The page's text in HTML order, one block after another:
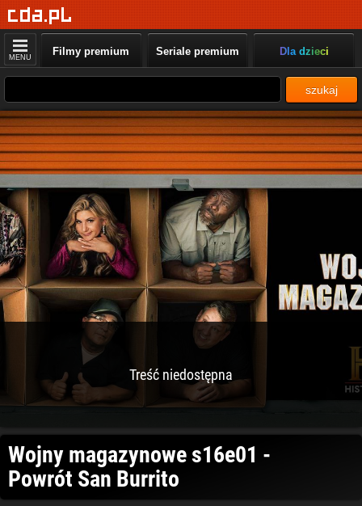
MENU Filmy premium Seriale premium Dla dzieci
szukaj
Treść niedostępna
Wojny magazynowe s16e01 -
Powrót San Burrito